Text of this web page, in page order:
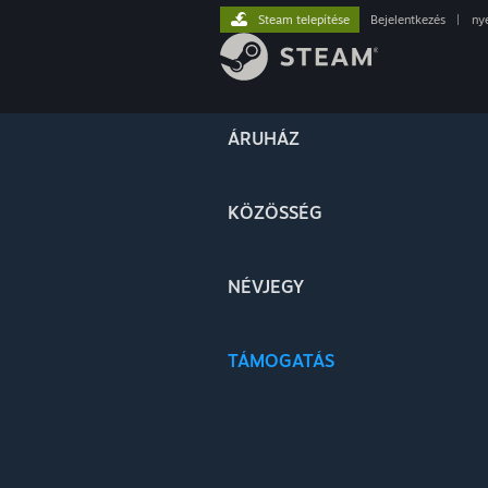
ÁRUHÁZ
KÖZÖSSÉG
NÉVJEGY
TÁMOGATÁS
Steam telepítése Bejelentkezés